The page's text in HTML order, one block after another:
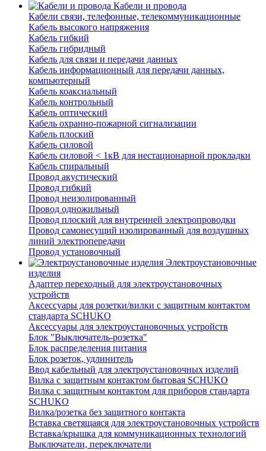
Кабели и провода
Кабели связи, телефонные, телекоммуникационные
Кабель высокого напряжения
Кабель гибкий
Кабель гибридный
Кабель для связи и передачи данных
Кабель информационный для передачи данных,
компьютерный
Кабель коаксиальный
Кабель контрольный
Кабель оптический
Кабель охранно-пожарной сигнализации
Кабель плоский
Кабель силовой
Кабель силовой < 1кВ для нестационарной прокладки
Кабель спиральный
Провод акустический
Провод гибкий
Провод неизолированный
Провод одножильный
Провод плоский для внутренней электропроводки
Провод самонесущий изолированный для воздушных
линий электропередачи
Провод установочный
Электроустановочные
изделия
Адаптер переходный для электроустановочных
устройств
Аксессуары для розетки/вилки с защитным контактом
стандарта SCHUKO
Аксессуары для электроустановочных устройств
Блок "Выключатель-розетка"
Блок распределения питания
Блок розеток, удлинитель
Ввод кабельный для электроустановочных изделий
Вилка с защитным контактом бытовая SCHUKO
Вилка с защитным контактом для приборов стандарта
SCHUKO
Вилка/розетка без защитного контакта
Вставка светящаяся для электроустановочных устройств
Вставка/крышка для коммуникационных технологий
Выключатели, переключатели